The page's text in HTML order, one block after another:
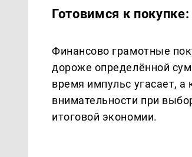
Готовимся к
Финансово грамотные
дороже определённой
время импульс угасает, а
внимательности при
итоговой экономии.